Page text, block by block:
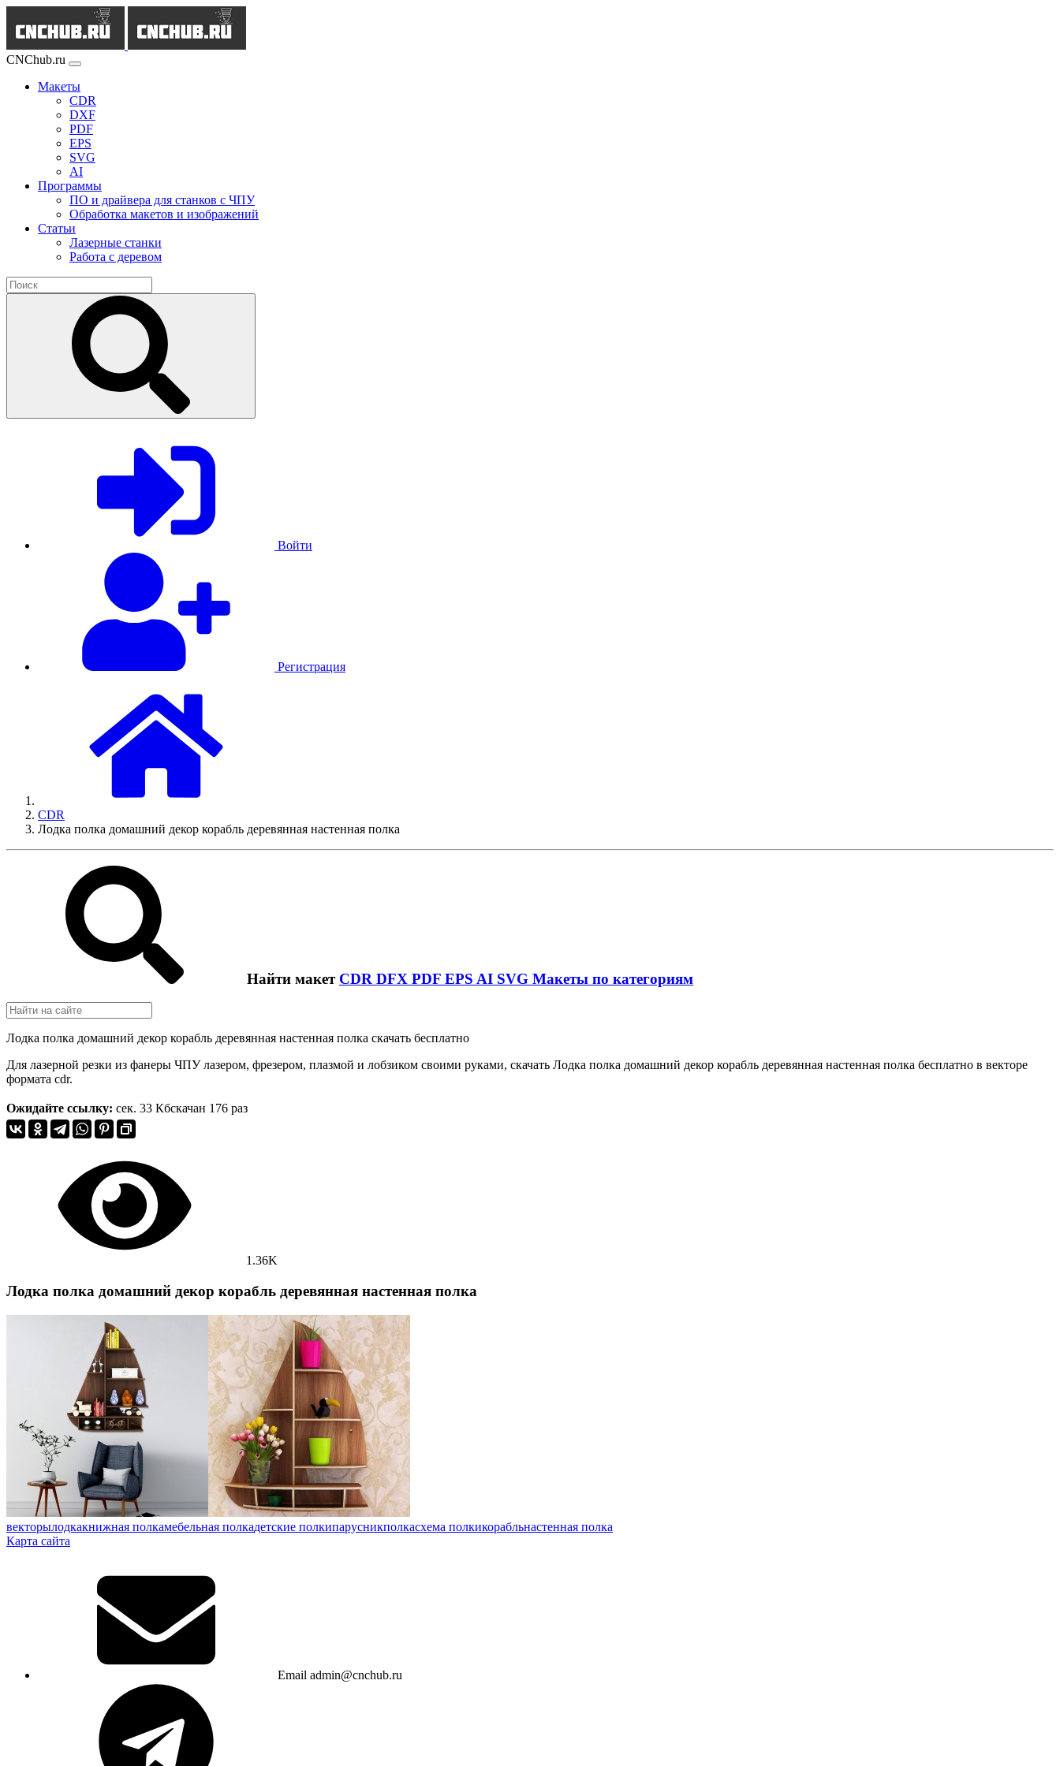
CNChub.ru
Макеты
CDR
DXF
PDF
EPS
SVG
AI
Программы
ПО и драйвера для станков с ЧПУ
Обработка макетов и изображений
Статьи
Лазерные станки
Работа с деревом
Войти
Регистрация
CDR
Лодка полка домашний декор корабль деревянная настенная полка
Найти макет CDR DFX PDF EPS AI SVG Макеты по категориям
Лодка полка домашний декор корабль деревянная настенная полка скачать бесплатно
Для лазерной резки из фанеры ЧПУ лазером, фрезером, плазмой и лобзиком своими руками, скачать Лодка полка домашний декор корабль деревянная настенная полка бесплатно в векторе
формата cdr.
Ожидайте ссылку: сек. 33 Кбскачан 176 раз
1.36K
Лодка полка домашний декор корабль деревянная настенная полка
векторылодкакнижная полкамебельная полкадетские полкипарусникполкасхема полкикорабльнастенная полка
Карта сайта
Email admin@cnchub.ru